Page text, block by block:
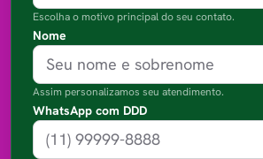
Escolha o motivo principal do seu contato.
Nome
Seu nome e sobrenome
Assim personalizamos seu atendimento.
WhatsApp com DDD
(11) 99999-8888